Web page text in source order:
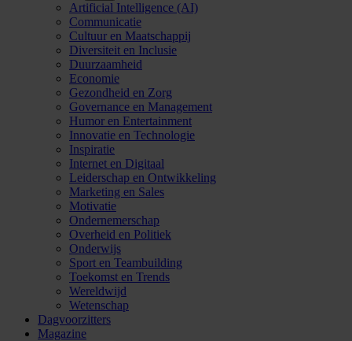
Artificial Intelligence (AI)
Communicatie
Cultuur en Maatschappij
Diversiteit en Inclusie
Duurzaamheid
Economie
Gezondheid en Zorg
Governance en Management
Humor en Entertainment
Innovatie en Technologie
Inspiratie
Internet en Digitaal
Leiderschap en Ontwikkeling
Marketing en Sales
Motivatie
Ondernemerschap
Overheid en Politiek
Onderwijs
Sport en Teambuilding
Toekomst en Trends
Wereldwijd
Wetenschap
Dagvoorzitters
Magazine